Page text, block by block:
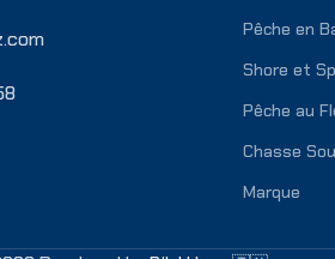
Pêche en
Shore et
Pêche au
Chasse
Marque